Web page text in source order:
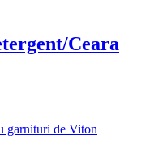
Ceara